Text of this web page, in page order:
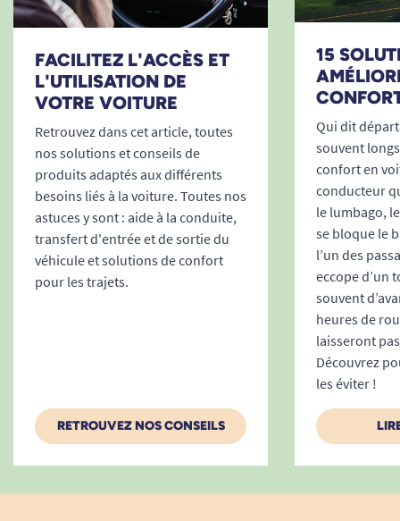
recul et après avoir pu les tester
Bonjour, Merci d'avoir pris le temps de partager votre
avis. Nous sommes désolés d'apprendre que le produit
ne répond pas entièrement à vos attentes. Votre retour
est précieux et nous encourageons toujours nos clients
à explorer nos différentes options. N'hésitez pas à nous
contacter si vous souhaitez des conseils personnalisés
pour trouver le modèle qui vous conviendra le mieux.
Cordialement. L’équipe tousergo
Tous Ergo
Je m attendez à beaucoup mieux. Pas efficace. Et en
FACILITEZ L'ACCÈS ET
L'UTILISATION DE
VOTRE VOITURE
Retrouvez dans cet article, toutes
nos solutions et conseils de
produits adaptés aux différents
besoins liés à la voiture. Toutes nos
astuces y sont : aide à la conduite,
transfert d'entrée et de sortie du
véhicule et solutions de confort
pour les trajets.
RETROUVEZ NOS CONSEILS
15
Qui dit
souvent
confort en
conducteur
le lumbago,
se bloque le
l’un des
eccope d’un
souvent
heures de
laisseront
Découvrez
les éviter !